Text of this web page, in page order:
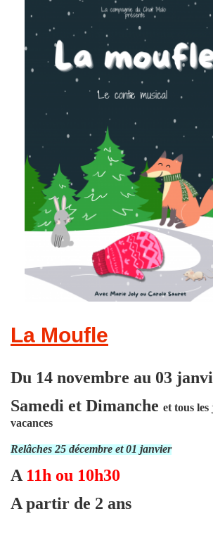
La Moufle
Du 14 novembre au 03
Samedi et Dimanche et tous
vacances
Relâches 25 décembre et 01 janvier
A 11h ou 10h30
A partir de 2 ans